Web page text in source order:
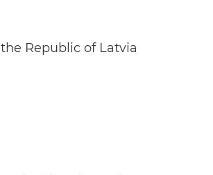
Republic of Latvia